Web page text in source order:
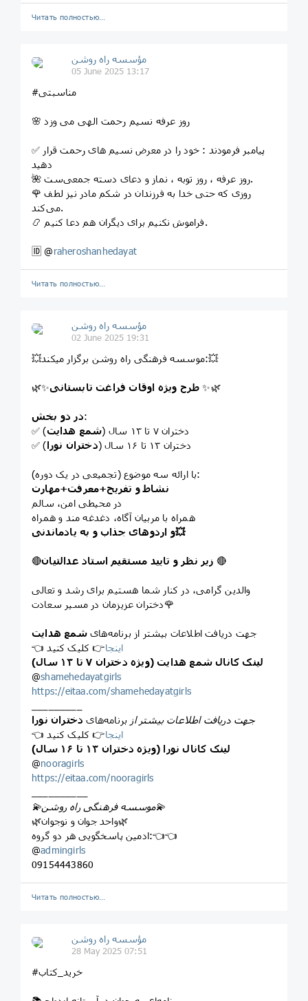
Читать полностью…
مؤسسه راه روشن
05 June 2025 13:17
#مناسبتی
🌸 روز عرفه نسیم رحمت الهی می وزد
✅ پیامبر فرمودند : خود را در معرض نسیم های رحمت قرار
دهید
🌺 روز عرفه ، روز توبه ، نماز و دعای دسته جمعی‌ست.
🌹 روزی که حتی خدا به فرزندان در شکم مادر نیز لطف
می‌کند.
📿 فراموش نکنیم برای دیگران هم دعا کنیم.
🆔 @raheroshanhedayat
Читать полностью…
مؤسسه راه روشن
02 June 2025 19:31
💥موسسه فرهنگی راه روشن برگزار میکند:💥
🌿✨ طرح ویژه اوقات فراغت تابستانی✨🌿
در دو بخش:
✅ دختران ۷ تا ۱۳ سال (
شمع هدایت)
✅ دختران ۱۳ تا ۱۶ سال (
دختران نورا)
با ارائه سه موضوع (تجمیعی در یک دوره):
نشاط و تفریح+معرفت+مهارت
در محیطی امن، سالم
همراه با مربیان آگاه، دغدغه مند و همراه
و اردوهای جذاب و به یادماندنی💥
🔴زیر نظر و تایید مستقیم استاد عدالتیان 🔴
والدین گرامی، در کنار شما هستیم برای رشد و تعالی
دختران عزیزمان در مسیر سعادت🌹
جهت دریافت اطلاعات بیشتر از برنامه‌هایشمع هدایت
👈
اینجا👉 کلیک کنید
لینک کانال شمع هدایت (ویژه دختران ۷ تا ۱۳ سال)
@shamehedayatgirls
https://eitaa.com/shamehedayatgirls
جهت دریافت اطلاعات بیشتر از برنامه‌های دختران نورا
👈
اینجا👉 کلیک کنید
لینک کانال نورا (ویژه دختران ۱۳ تا ۱۶ سال)
@nooragirls
https://eitaa.com/nooragirls
💫موسسه فرهنگی راه روشن💫
🌿واحد جوان و نوجوان🌿
ادمین پاسخگویی هر دو گروه:👈👈
@admingirls
09154443860
Читать полностью…
مؤسسه راه روشن
28 May 2025 07:51
#خرید_کتاب